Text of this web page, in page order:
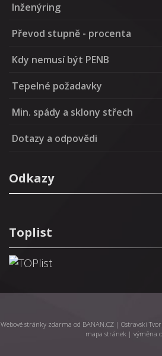
Inženýring
Převod stupně - procenta
Kdy nemusí být PENB
Tepelné požadavky
Min. spády a sklony střech
Dotazy a odpovědi
Odkazy
Toplist
Webové stránky zdarma od BANAN.CZ | Ostravski
mapa stránek | výměna